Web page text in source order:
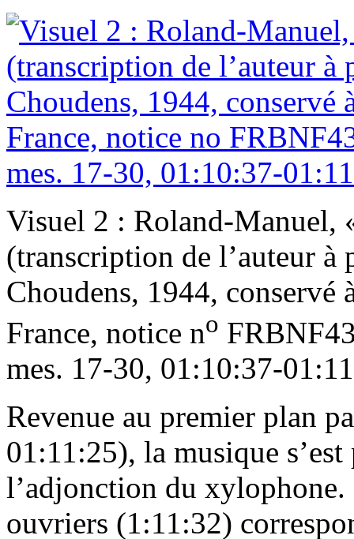
Visuel 2 : Roland-Manuel,
(transcription de l’auteur à
Choudens, 1944,
France, notice no
mes. 17-30, 01:10:37-
Revenue au premier plan
01:11:25), la musique s’est
l’adjonction du xylophone.
ouvriers (1:11:32)